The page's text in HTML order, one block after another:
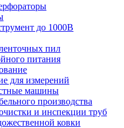
до 1000В
пил
питания
для измерений
машины
производства
и инспекции труб
ковки